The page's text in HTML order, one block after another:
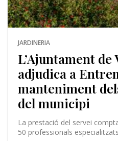
JARDINERIA
L’Ajuntament
adjudica a
manteniment
del municipi
La prestació del servei
50 professionals